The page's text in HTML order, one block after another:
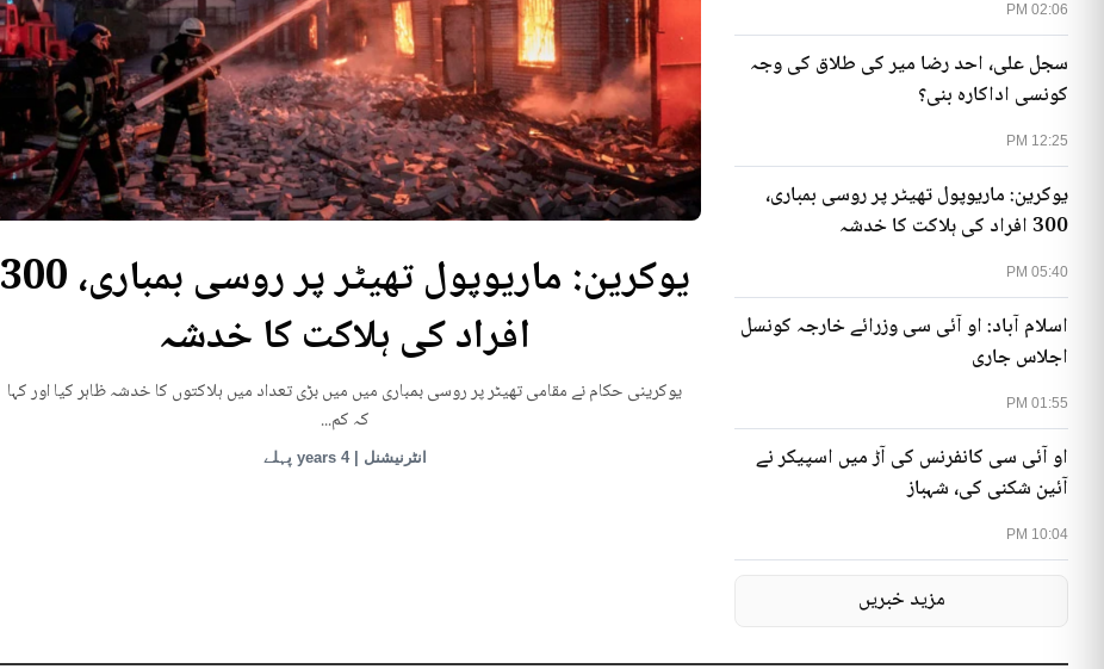
02:06 PM
12:25 PM
سجل علی، احد رضا میر کی طلاق کی وجہ
کونسی اداکارہ بنی؟
05:40 PM
یوکرین: ماریوپول تھیٹر پر روسی بمباری،
300 افراد کی ہلاکت کا خدشہ
01:55 PM
اسلام آباد: او آئی سی وزرائے خارجہ کونسل
اجلاس جاری
10:04 PM
او آئی سی کانفرنس کی آڑ میں اسپیکر نے
آئین شکنی کی، شہباز
مزید خبریں
یوکرین: ماریوپول تھیٹر پر روسی بمباری، 300
افراد کی ہلاکت کا خدشہ
یوکرینی حکام نے مقامی تھیٹر پر روسی بمباری میں میں بڑی تعداد میں ہلاکتوں کا خدشہ ظاہر کیا اور کہا
کہ کم...
انٹرنیشنل | 4 years پہلے